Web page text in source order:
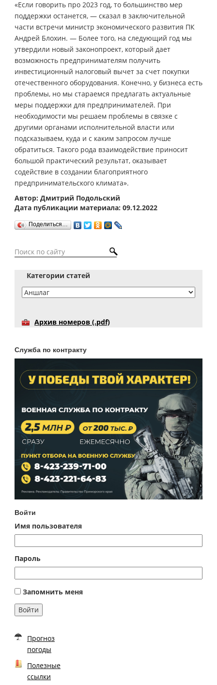
«Если говорить про 2023 год, то большинство мер
поддержки останется, — сказал в заключительной
части встречи министр экономического развития ПК
Андрей Блохин. — Более того, на следующий год мы
утвердили новый законопроект, который дает
возможность предпринимателям получить
инвестиционный налоговый вычет за счет покупки
отечественного оборудования. Конечно, у бизнеса есть
проблемы, но мы стараемся предлагать актуальные
меры поддержки для предпринимателей. При
необходимости мы решаем проблемы в связке с
другими органами исполнительной власти или
подсказываем, куда и с каким запросом лучше
обратиться. Такого рода взаимодействие приносит
большой практический результат, оказывает
содействие в создании благоприятного
предпринимательского климата».
Автор: Дмитрий Подольский
Дата публикации материала: 09.12.2022
Поделиться…
Категории статей
Архив номеров (.pdf)
Служба по контракту
Войти
Имя пользователя
Пароль
Запомнить меня
Войти
Прогноз
погоды
Полезные
ссылки